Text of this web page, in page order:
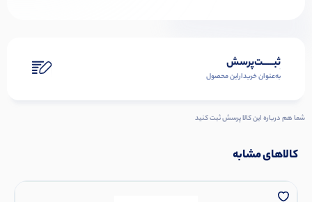
ثبـــــت‌پرسش
به‌عنوان ‌خریدار‌این‌ محصول
شما هم درباره این کالا پرسش ثبت کنید
کالاهای مشابه